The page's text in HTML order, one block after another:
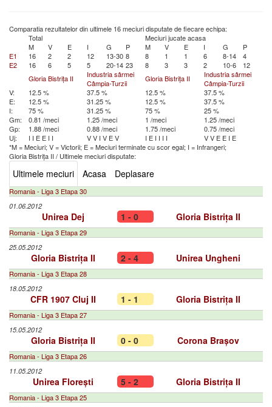
Comparatia rezultatelor din ultimele 16 meciuri disputate de fiecare echipa:
Total
Meciuri jucate acasa
M
V E I G P M V E I G
P
E1
16 2 2 12 13-30 8 8 1 1 6 8-14
4
E2
16 6 5 5 20-14 23 8 3 3 2 10-6
12
Gloria Bistrița II
Industria sârmei
Câmpia-Turzii
Gloria Bistrița II
Industria sârmei
Câmpia-Turzii
V:
12.5 % 37.5 % 12.5 %
37.5 %
E:
12.5 % 31.25 % 12.5 %
37.5 %
I:
75 % 31.25 % 75 %
25 %
Gm:
0.81 /meci 1.25 /meci 1 /meci
1.25 /meci
Gp:
1.88 /meci 0.88 /meci 1.75 /meci
0.75 /meci
Uj:
I I E E I I VV I V EV I E I I I I VV E E I E
*M = Meciuri; V = Victorii; E = Meciuri terminate cu scor egal; I = Infrangeri;
Gloria Bistrița II / Ultimele meciuri disputate:
Ultimele meciuri Acasa Deplasare
Romania - Liga 3 Etapa 30
01.06.2012
Unirea Dej 1 - 0 Gloria Bistrița II
Romania - Liga 3 Etapa 29
25.05.2012
Gloria Bistrița II 2 - 4 Unirea Ungheni
Romania - Liga 3 Etapa 28
18.05.2012
CFR 1907 Cluj II 1 - 1 Gloria Bistrița II
Romania - Liga 3 Etapa 27
15.05.2012
Gloria Bistrița II 0 - 0 Corona Brașov
Romania - Liga 3 Etapa 26
11.05.2012
Unirea Florești 5 - 2 Gloria Bistrița II
Romania - Liga 3 Etapa 25